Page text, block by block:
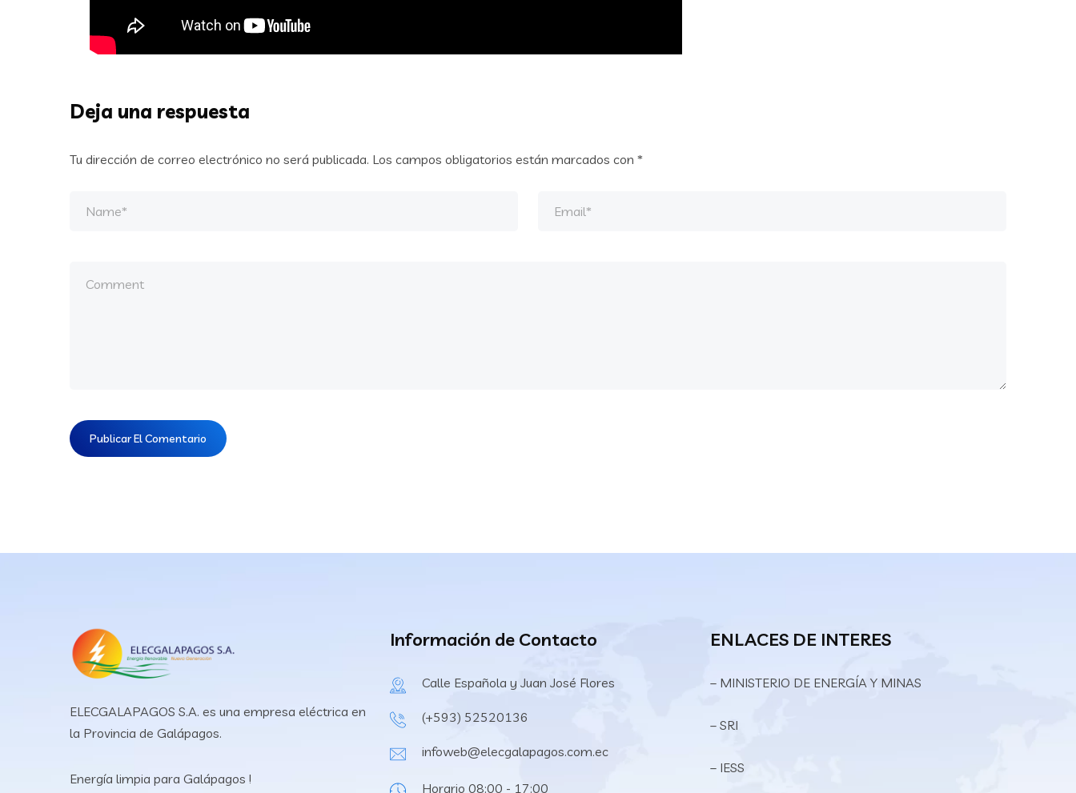
Deja una respuesta
Tu dirección de correo electrónico no será publicada. Los campos obligatorios están marcados con *
ELECGALAPAGOS S.A. es una empresa eléctrica en
la Provincia de Galápagos.
Energía limpia para Galápagos !
Información de Contacto
Calle Española y Juan José Flores
(+593) 52520136
infoweb@elecgalapagos.com.ec
Horario 08:00 - 17:00
ENLACES DE INTERES
– MINISTERIO DE ENERGÍA Y MINAS
– SRI
– IESS